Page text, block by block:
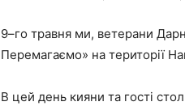
9–го травня ми, ветерани
Перемагаємо» на території
В цей день кияни та гості